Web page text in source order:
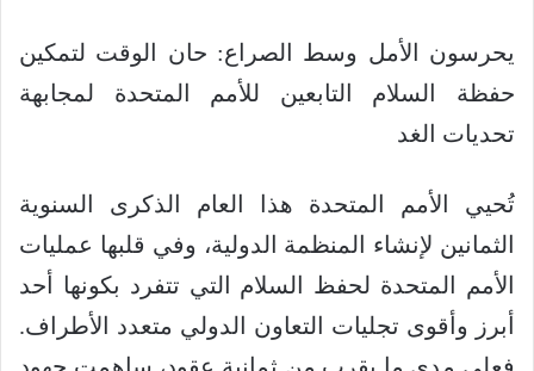
يحرسون الأمل وسط الصراع: حان الوقت لتمكين
حفظة السلام التابعين للأمم المتحدة لمجابهة
تحديات الغد
تُحيي الأمم المتحدة هذا العام الذكرى السنوية
الثمانين لإنشاء المنظمة الدولية، وفي قلبها عمليات
الأمم المتحدة لحفظ السلام التي تتفرد بكونها أحد
أبرز وأقوى تجليات التعاون الدولي متعدد الأطراف.